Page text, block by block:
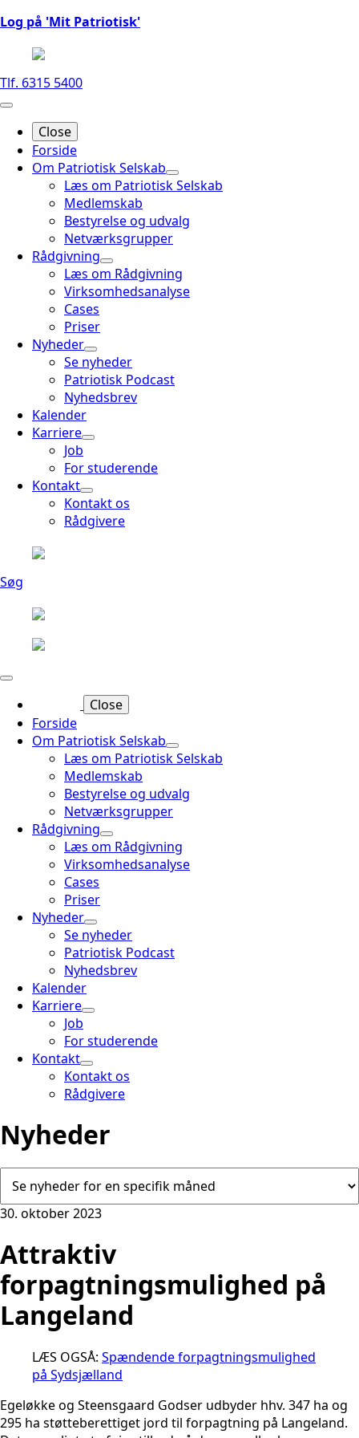
Log på 'Mit Patriotisk'
Tlf. 6315 5400
Close
Forside
Om Patriotisk Selskab
Læs om Patriotisk Selskab
Medlemskab
Bestyrelse og udvalg
Netværksgrupper
Rådgivning
Læs om Rådgivning
Virksomhedsanalyse
Cases
Priser
Nyheder
Se nyheder
Patriotisk Podcast
Nyhedsbrev
Kalender
Karriere
Job
For studerende
Kontakt
Kontakt os
Rådgivere
Søg
Close
Forside
Om Patriotisk Selskab
Læs om Patriotisk Selskab
Medlemskab
Bestyrelse og udvalg
Netværksgrupper
Rådgivning
Læs om Rådgivning
Virksomhedsanalyse
Cases
Priser
Nyheder
Se nyheder
Patriotisk Podcast
Nyhedsbrev
Kalender
Karriere
Job
For studerende
Kontakt
Kontakt os
Rådgivere
Nyheder
30. oktober 2023
Attraktiv
forpagtningsmulighed på
Langeland
LÆS OGSÅ: Spændende forpagtningsmulighed
på Sydsjælland
Egeløkke og Steensgaard Godser udbyder hhv. 347 ha og
295 ha støtteberettiget jord til forpagtning på Langeland.